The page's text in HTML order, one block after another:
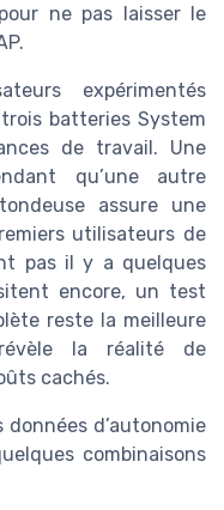
ne pas laisser le
expérimentés
batteries System
de travail. Une
qu’une autre
assure une
utilisateurs de
pas il y a quelques
encore, un test
reste la meilleure
la réalité de
cachés.
d’autonomie
combinaisons